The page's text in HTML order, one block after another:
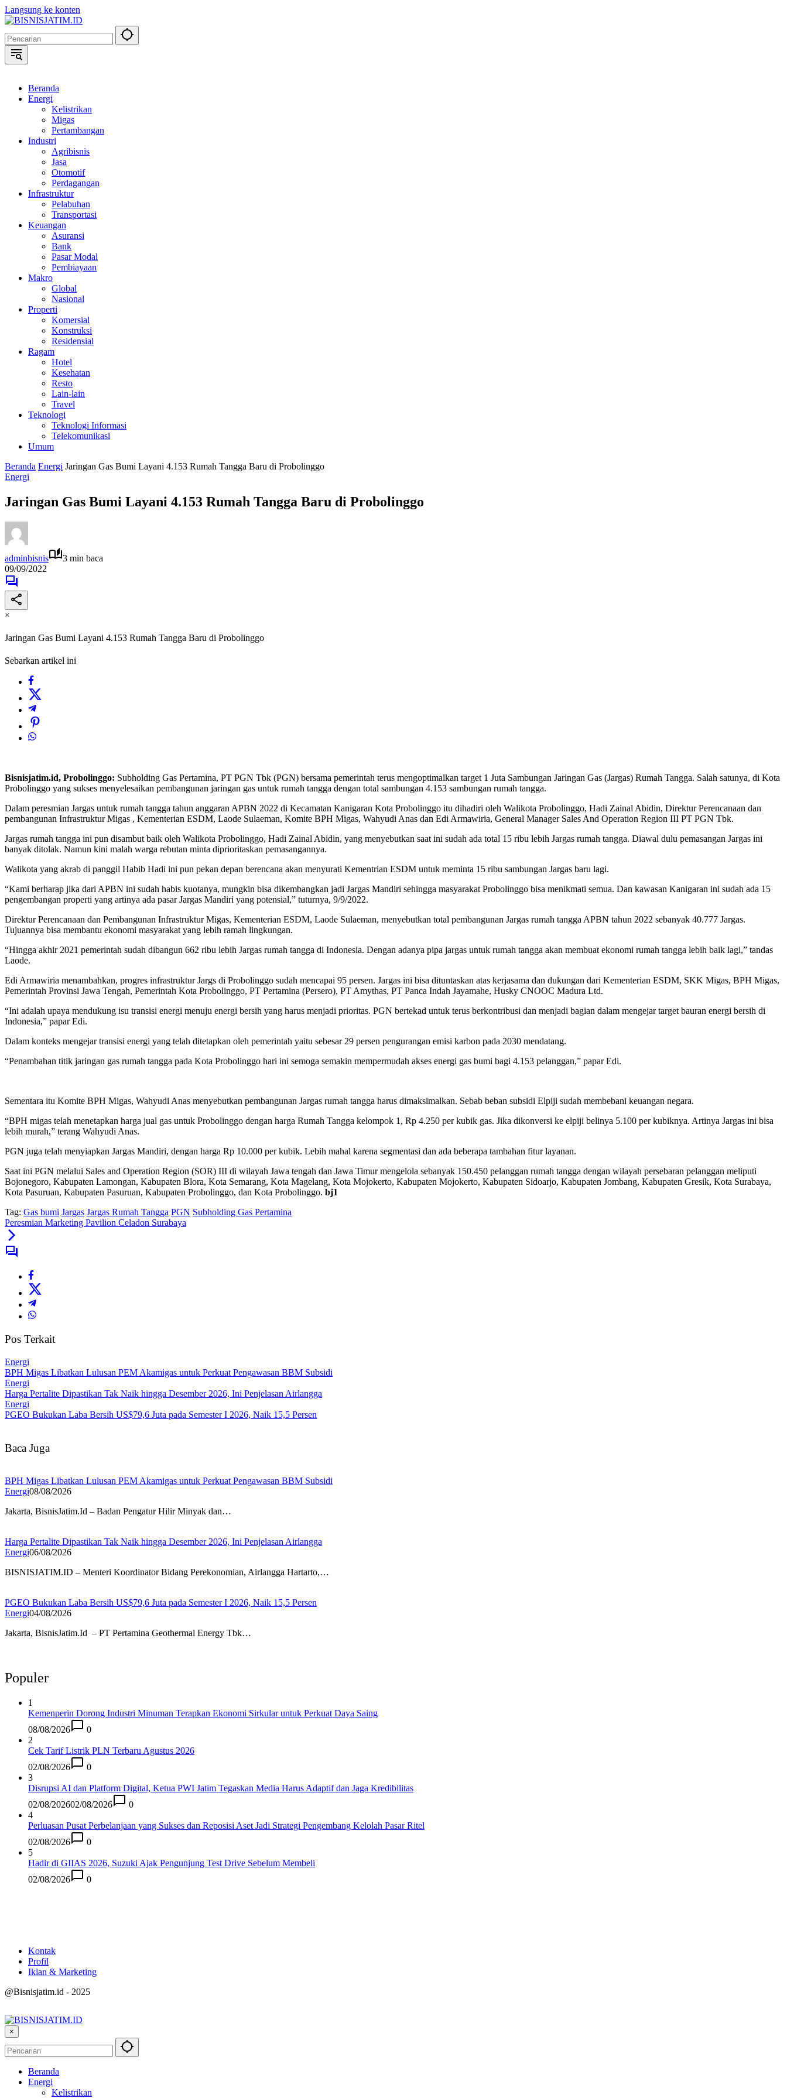
Langsung ke konten
Beranda
Energi
Kelistrikan
Migas
Pertambangan
Industri
Agribisnis
Jasa
Otomotif
Perdagangan
Infrastruktur
Pelabuhan
Transportasi
Keuangan
Asuransi
Bank
Pasar Modal
Pembiayaan
Makro
Global
Nasional
Properti
Komersial
Konstruksi
Residensial
Ragam
Hotel
Kesehatan
Resto
Lain-lain
Travel
Teknologi
Teknologi Informasi
Telekomunikasi
Umum
Beranda Energi Jaringan Gas Bumi Layani 4.153 Rumah Tangga Baru di Probolinggo
Energi
Jaringan Gas Bumi Layani 4.153 Rumah Tangga Baru di Probolinggo
adminbisnis
3 min baca
09/09/2022
×
Jaringan Gas Bumi Layani 4.153 Rumah Tangga Baru di Probolinggo
Sebarkan artikel ini
Bisnisjatim.id, Probolinggo: Subholding Gas Pertamina, PT PGN Tbk (PGN) bersama pemerintah terus mengoptimalkan target 1 Juta Sambungan Jaringan Gas (Jargas) Rumah Tangga. Salah satunya, di Kota
Probolinggo yang sukses menyelesaikan pembangunan jaringan gas untuk rumah tangga dengan total sambungan 4.153 sambungan rumah tangga.
Dalam peresmian Jargas untuk rumah tangga tahun anggaran APBN 2022 di Kecamatan Kanigaran Kota Probolinggo itu dihadiri oleh Walikota Probolinggo, Hadi Zainal Abidin, Direktur Perencanaan dan
pembangunan Infrastruktur Migas , Kementerian ESDM, Laode Sulaeman, Komite BPH Migas, Wahyudi Anas dan Edi Armawiria, General Manager Sales And Operation Region III PT PGN Tbk.
Jargas rumah tangga ini pun disambut baik oleh Walikota Probolinggo, Hadi Zainal Abidin, yang menyebutkan saat ini sudah ada total 15 ribu lebih Jargas rumah tangga. Diawal dulu pemasangan Jargas ini
banyak ditolak. Namun kini malah warga rebutan minta diprioritaskan pemasangannya.
Walikota yang akrab di panggil Habib Hadi ini pun pekan depan berencana akan menyurati Kementrian ESDM untuk meminta 15 ribu sambungan Jargas baru lagi.
“Kami berharap jika dari APBN ini sudah habis kuotanya, mungkin bisa dikembangkan jadi Jargas Mandiri sehingga masyarakat Probolinggo bisa menikmati semua. Dan kawasan Kanigaran ini sudah ada 15
pengembangan properti yang artinya ada pasar Jargas Mandiri yang potensial,” tuturnya, 9/9/2022.
Direktur Perencanaan dan Pembangunan Infrastruktur Migas, Kementerian ESDM, Laode Sulaeman, menyebutkan total pembangunan Jargas rumah tangga APBN tahun 2022 sebanyak 40.777 Jargas.
Tujuannya bisa membantu ekonomi masyarakat yang lebih ramah lingkungan.
“Hingga akhir 2021 pemerintah sudah dibangun 662 ribu lebih Jargas rumah tangga di Indonesia. Dengan adanya pipa jargas untuk rumah tangga akan membuat ekonomi rumah tangga lebih baik lagi,” tandas
Laode.
Edi Armawiria menambahkan, progres infrastruktur Jargs di Probolinggo sudah mencapai 95 persen. Jargas ini bisa dituntaskan atas kerjasama dan dukungan dari Kementerian ESDM, SKK Migas, BPH Migas,
Pemerintah Provinsi Jawa Tengah, Pemerintah Kota Probolinggo, PT Pertamina (Persero), PT Amythas, PT Panca Indah Jayamahe, Husky CNOOC Madura Ltd.
“Ini adalah upaya mendukung isu transisi energi menuju energi bersih yang harus menjadi prioritas. PGN bertekad untuk terus berkontribusi dan menjadi bagian dalam mengejar target bauran energi bersih di
Indonesia,” papar Edi.
Dalam konteks mengejar transisi energi yang telah ditetapkan oleh pemerintah yaitu sebesar 29 persen pengurangan emisi karbon pada 2030 mendatang.
“Penambahan titik jaringan gas rumah tangga pada Kota Probolinggo hari ini semoga semakin mempermudah akses energi gas bumi bagi 4.153 pelanggan,” papar Edi.
Sementara itu Komite BPH Migas, Wahyudi Anas menyebutkan pembangunan Jargas rumah tangga harus dimaksimalkan. Sebab beban subsidi Elpiji sudah membebani keuangan negara.
“BPH migas telah menetapkan harga jual gas untuk Probolinggo dengan harga Rumah Tangga kelompok 1, Rp 4.250 per kubik gas. Jika dikonversi ke elpiji belinya 5.100 per kubiknya. Artinya Jargas ini bisa
lebih murah,” terang Wahyudi Anas.
PGN juga telah menyiapkan Jargas Mandiri, dengan harga Rp 10.000 per kubik. Lebih mahal karena segmentasi dan ada beberapa tambahan fitur layanan.
Saat ini PGN melalui Sales and Operation Region (SOR) III di wilayah Jawa tengah dan Jawa Timur mengelola sebanyak 150.450 pelanggan rumah tangga dengan wilayah persebaran pelanggan meliputi
Bojonegoro, Kabupaten Lamongan, Kabupaten Blora, Kota Semarang, Kota Magelang, Kota Mojokerto, Kabupaten Mojokerto, Kabupaten Sidoarjo, Kabupaten Jombang, Kabupaten Gresik, Kota Surabaya,
Kota Pasuruan, Kabupaten Pasuruan, Kabupaten Probolinggo, dan Kota Probolinggo. bj1
Tag: Gas bumi Jargas Jargas Rumah Tangga PGN Subholding Gas Pertamina
Peresmian Marketing Pavilion Celadon Surabaya
Pos Terkait
Energi
BPH Migas Libatkan Lulusan PEM Akamigas untuk Perkuat Pengawasan BBM Subsidi
Energi
Harga Pertalite Dipastikan Tak Naik hingga Desember 2026, Ini Penjelasan Airlangga
Energi
PGEO Bukukan Laba Bersih US$79,6 Juta pada Semester I 2026, Naik 15,5 Persen
Baca Juga
BPH Migas Libatkan Lulusan PEM Akamigas untuk Perkuat Pengawasan BBM Subsidi
Energi08/08/2026
Jakarta, BisnisJatim.Id – Badan Pengatur Hilir Minyak dan…
Harga Pertalite Dipastikan Tak Naik hingga Desember 2026, Ini Penjelasan Airlangga
Energi06/08/2026
BISNISJATIM.ID – Menteri Koordinator Bidang Perekonomian, Airlangga Hartarto,…
PGEO Bukukan Laba Bersih US$79,6 Juta pada Semester I 2026, Naik 15,5 Persen
Energi04/08/2026
Jakarta, BisnisJatim.Id – PT Pertamina Geothermal Energy Tbk…
Populer
1
Kemenperin Dorong Industri Minuman Terapkan Ekonomi Sirkular untuk Perkuat Daya Saing
08/08/2026
0
2
Cek Tarif Listrik PLN Terbaru Agustus 2026
02/08/2026
0
3
Disrupsi AI dan Platform Digital, Ketua PWI Jatim Tegaskan Media Harus Adaptif dan Jaga Kredibilitas
02/08/202602/08/2026
0
4
Perluasan Pusat Perbelanjaan yang Sukses dan Reposisi Aset Jadi Strategi Pengembang Kelolah Pasar Ritel
02/08/2026
0
5
Hadir di GIIAS 2026, Suzuki Ajak Pengunjung Test Drive Sebelum Membeli
02/08/2026
0
Kontak
Profil
Iklan & Marketing
@Bisnisjatim.id - 2025
×
Beranda
Energi
Kelistrikan